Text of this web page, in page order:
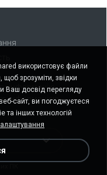
інформацію
інформацією
використовує файли
щоб зрозуміти, звідки
Ваш досвід перегляду
сайт, ви погоджуєтеся
інших технологій